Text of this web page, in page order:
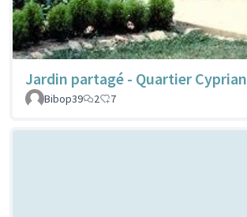
Jardin partagé - Quartier Cyprian
Bibop39
2 7